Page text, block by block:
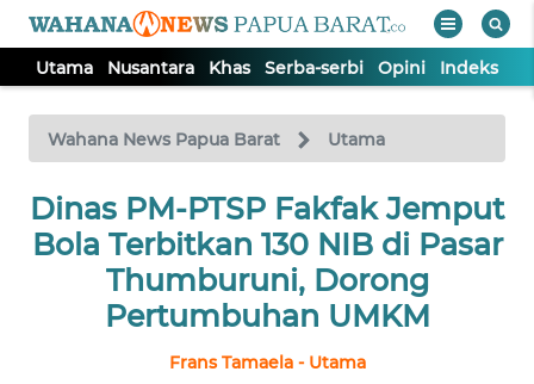
Utama Nusantara Khas Serba-serbi Opini Indeks
Wahana News Papua Barat Utama
Dinas PM-PTSP Fakfak Jemput
Bola Terbitkan 130 NIB di Pasar
Thumburuni, Dorong
Pertumbuhan UMKM
Frans Tamaela - Utama
TV
Tutup
UTAMA
NUSANTARA